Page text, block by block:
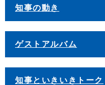
知事の動き
ゲストアルバム
知事といきいきトーク